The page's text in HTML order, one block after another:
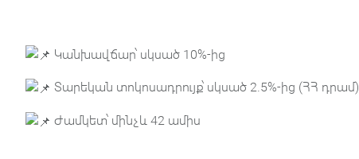
Կանխավճար՝ սկսած 10%-ից
Տարեկան տոկոսադրույք՝ սկսած 2.5%-ից (ՀՀ դրամ)
Ժամկետ՝ մինչև 42 ամիս